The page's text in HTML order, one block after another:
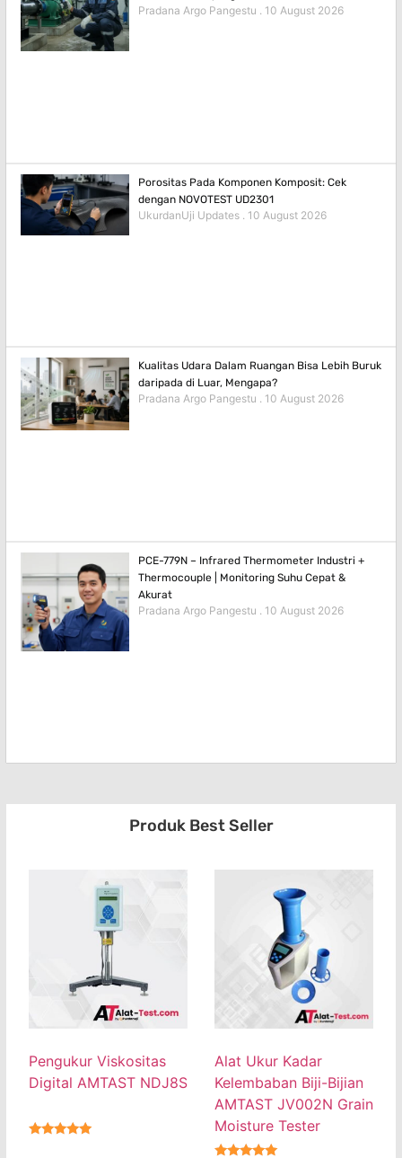
Pradana Argo Pangestu 10 August 2026
Porositas Pada Komponen Komposit: Cek
dengan NOVOTEST UD2301
UkurdanUji Updates 10 August 2026
Kualitas Udara Dalam Ruangan Bisa Lebih Buruk
daripada di Luar, Mengapa?
Pradana Argo Pangestu 10 August 2026
PCE-779N – Infrared Thermometer Industri +
Thermocouple | Monitoring Suhu Cepat &
Akurat
Pradana Argo Pangestu 10 August 2026
Produk Best Seller
Pengukur Viskositas
Digital AMTAST NDJ8S
Alat Ukur Kadar
Kelembaban Biji-Bijian
AMTAST JV002N Grain
Moisture Tester